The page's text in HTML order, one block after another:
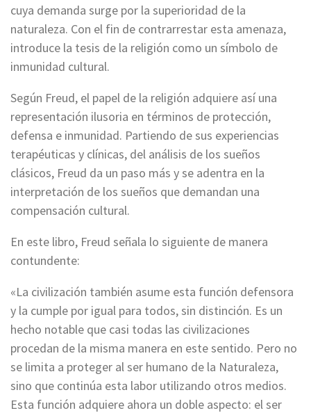
cuya demanda surge por la superioridad de la
naturaleza. Con el fin de contrarrestar esta amenaza,
introduce la tesis de la religión como un símbolo de
inmunidad cultural.
Según Freud, el papel de la religión adquiere así una
representación ilusoria en términos de protección,
defensa e inmunidad. Partiendo de sus experiencias
terapéuticas y clínicas, del análisis de los sueños
clásicos, Freud da un paso más y se adentra en la
interpretación de los sueños que demandan una
compensación cultural.
En este libro, Freud señala lo siguiente de manera
contundente:
«La civilización también asume esta función defensora
y la cumple por igual para todos, sin distinción. Es un
hecho notable que casi todas las civilizaciones
procedan de la misma manera en este sentido. Pero no
se limita a proteger al ser humano de la Naturaleza,
sino que continúa esta labor utilizando otros medios.
Esta función adquiere ahora un doble aspecto: el ser